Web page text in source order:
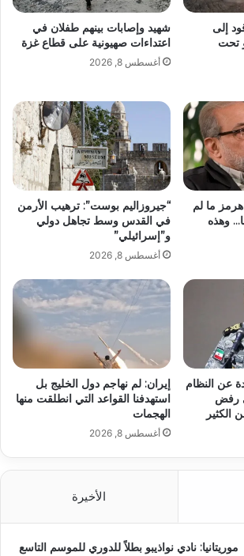
وقود إلى
تحت
شهيد وإصابات بينهم طفلان في
اعتداءات صهيونية على قطاع غزة
أغسطس 8, 2026
ما لم
وهذه
“جيروزاليم بوست”: ترهيب الأرمن
في القدس وسط تجاهل دولي
و”إسرائيلي”
أغسطس 8, 2026
عن النظام
رفض
إيران: لم نهاجم دول الخليج بل
استهدفنا القواعد التي انطلقت منها
الهجمات
أغسطس 8, 2026
الأخيرة
موريتانيا: نادي نواذيبو بطلاً للدوري للموسم التاسع